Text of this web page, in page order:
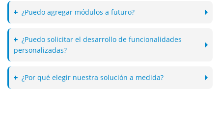
¿Puedo agregar módulos a futuro?
¿Puedo solicitar el desarrollo de funcionalidades
personalizadas?
¿Por qué elegir nuestra solución a medida?